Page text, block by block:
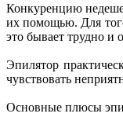
Конкуренцию
их помощью. Для
это бывает трудно и
Эпилятор
чувствовать
Основные плюсы